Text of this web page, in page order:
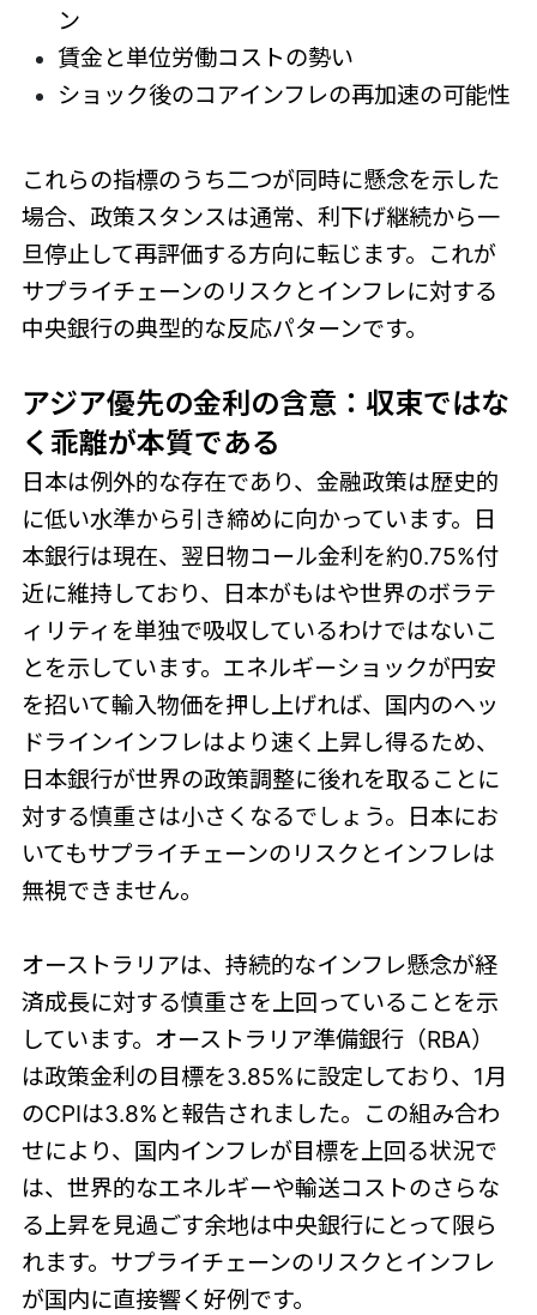
ン
賃金と単位労働コストの勢い
ショック後のコアインフレの再加速の可能性
これらの指標のうち二つが同時に懸念を示した
場合、政策スタンスは通常、利下げ継続から一
旦停止して再評価する方向に転じます。これが
サプライチェーンのリスクとインフレに対する
中央銀行の典型的な反応パターンです。
アジア優先の金利の含意：収束ではな
く乖離が本質である
日本は例外的な存在であり、金融政策は歴史的
に低い水準から引き締めに向かっています。日
本銀行は現在、翌日物コール金利を約0.75%付
近に維持しており、日本がもはや世界のボラテ
ィリティを単独で吸収しているわけではないこ
とを示しています。エネルギーショックが円安
を招いて輸入物価を押し上げれば、国内のヘッ
ドラインインフレはより速く上昇し得るため、
日本銀行が世界の政策調整に後れを取ることに
対する慎重さは小さくなるでしょう。日本にお
いてもサプライチェーンのリスクとインフレは
無視できません。
オーストラリアは、持続的なインフレ懸念が経
済成長に対する慎重さを上回っていることを示
しています。オーストラリア準備銀行（RBA）
は政策金利の目標を3.85%に設定しており、1月
のCPIは3.8%と報告されました。この組み合わ
せにより、国内インフレが目標を上回る状況で
は、世界的なエネルギーや輸送コストのさらな
る上昇を見過ごす余地は中央銀行にとって限ら
れます。サプライチェーンのリスクとインフレ
が国内に直接響く好例です。